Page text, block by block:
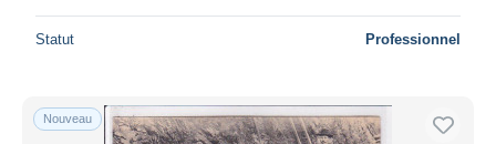
Statut Professionnel
Nouveau